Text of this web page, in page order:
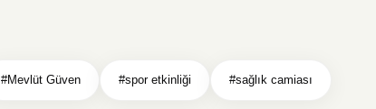
#Mevlüt Güven #spor etkinliği #sağlık camiası